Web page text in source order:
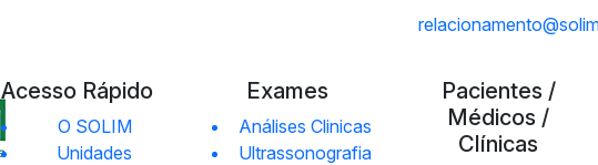
Acesso Rápido
O SOLIM
Unidades
Exames
Análises Clinicas
Ultrassonografia
Pacientes /
Médicos /
Clínicas